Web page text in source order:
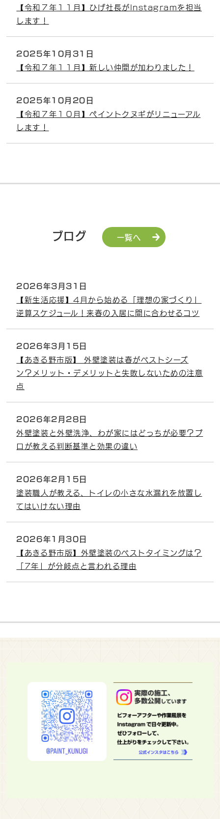
【令和７年１１月】ひげ社長がInstagramを担当
します！
2025年10月31日
【令和７年１１月】新しい仲間が加わりました！
2025年10月20日
【令和７年１０月】ペイントクヌギがリニューアル
します！
ブログ 一覧へ
2026年3月31日
【新生活応援】4月から始める「理想の家づくり」
逆算スケジュール！来春の入居に間に合わせるコツ
2026年3月15日
【あきる野市版】 外壁塗装は春がベストシーズ
ン？メリット・デメリットと失敗しないための注意
点
2026年2月28日
外壁塗装と外壁洗浄、わが家にはどっちが必要？プ
ロが教える判断基準と効果の違い
2026年2月15日
塗装職人が教える、トイレの小さな水漏れを放置し
てはいけない理由
2026年1月30日
【あきる野市版】外壁塗装のベストタイミングは？
「7年」が分岐点と言われる理由